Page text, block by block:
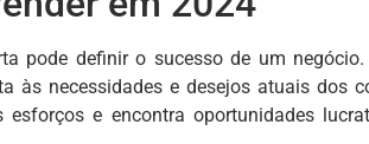
pode definir o sucesso de um
necessidades e desejos atuais dos
e encontra oportunidades